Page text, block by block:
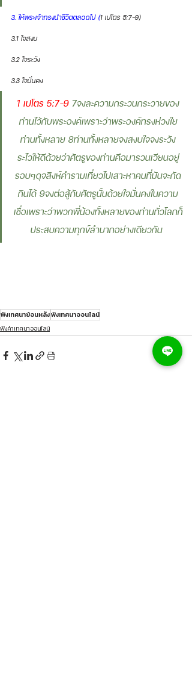
3. ให้พระเจ้าทรงนำชีวิตตลอดไป (1 เปโตร 5:7-9)
3.1 ใจสงบ
3.2 ใจระวัง
3.3 ใจมั่นคง
1 เปโตร 5:7-9 7จงละความกระวนกระวายของ
ท่านไว้กับพระองค์เพราะว่าพระองค์ทรงห่วงใย
ท่านทั้งหลาย 8ท่านทั้งหลายจงสงบใจจงระวัง
ระไวให้ดีด้วยว่าศัตรูของท่านคือมารวนเวียนอยู่
รอบๆดุจสิงห์คำรามเที่ยวไปเสาะหาคนที่มันจะกัด
กินได้ 9จงต่อสู้กับศัตรูนั้นด้วยใจมั่นคงในความ
เชื่อเพราะว่าพวกพี่น้องทั้งหลายของท่านทั่วโลกก็
ประสบความทุกข์ลำบากอย่างเดียวกัน
ฟังเทศนาย้อนหลังฟังเทศนาออนไลน์
ฟังคำเทศนาออนไลน์